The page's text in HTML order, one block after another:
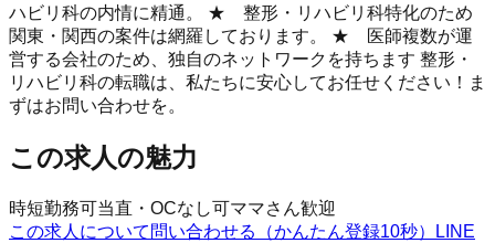
ハビリ科の内情に精通。 ★ 整形・リハビリ科特化のため
関東・関西の案件は網羅しております。 ★ 医師複数が運
営する会社のため、独自のネットワークを持ちます 整形・
リハビリ科の転職は、私たちに安心してお任せください！ま
ずはお問い合わせを。
この求人の魅力
時短勤務可当直・OCなし可ママさん歓迎
この求人について問い合わせる（かんたん登録10秒）
LINE